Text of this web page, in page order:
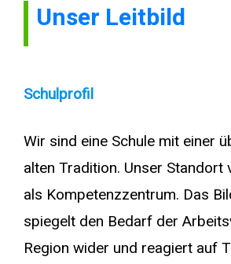
Unser Leitbild
Schulprofil
Wir sind eine Schule mit einer
alten Tradition. Unser Standort
als Kompetenzzentrum. Das
spiegelt den Bedarf der
Region wider und reagiert auf